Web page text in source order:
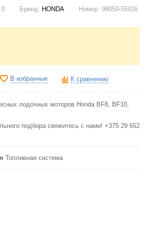
0 Бренд: HONDA Номер: 98059-55916
В избранные К сравнению
лодочных моторов Honda BF8, BF10,
подбора свяжитесь с нами! +375 29 652
Топливная система